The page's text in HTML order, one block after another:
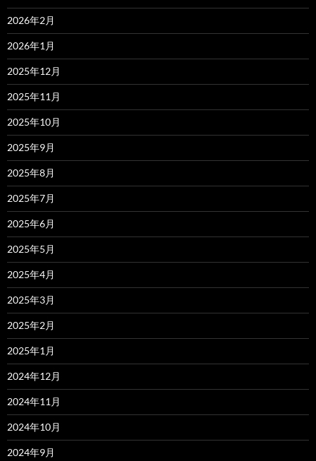
2026年2月
2026年1月
2025年12月
2025年11月
2025年10月
2025年9月
2025年8月
2025年7月
2025年6月
2025年5月
2025年4月
2025年3月
2025年2月
2025年1月
2024年12月
2024年11月
2024年10月
2024年9月